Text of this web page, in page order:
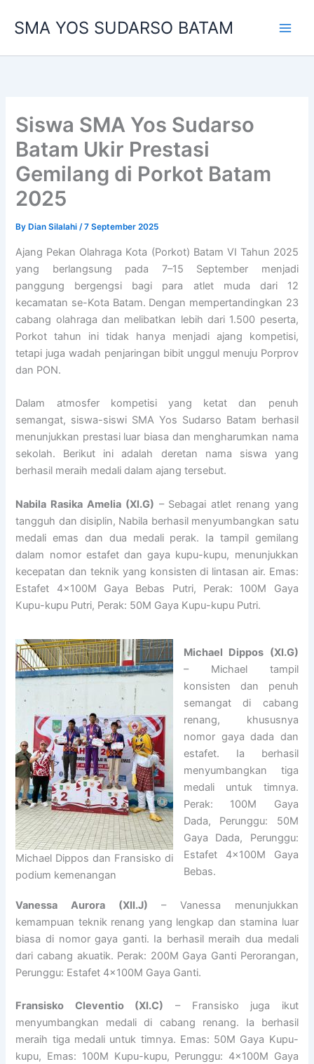
SMA YOS SUDARSO BATAM
Siswa SMA Yos Sudarso
Batam Ukir Prestasi
Gemilang di Porkot Batam
2025
By Dian Silalahi/7 September 2025
Ajang Pekan Olahraga Kota (Porkot) Batam VI Tahun 2025
yang berlangsung pada 7–15 September menjadi
panggung bergengsi bagi para atlet muda dari 12
kecamatan se-Kota Batam. Dengan mempertandingkan 23
cabang olahraga dan melibatkan lebih dari 1.500 peserta,
Porkot tahun ini tidak hanya menjadi ajang kompetisi,
tetapi juga wadah penjaringan bibit unggul menuju Porprov
dan PON.
Dalam atmosfer kompetisi yang ketat dan penuh
semangat, siswa-siswi SMA Yos Sudarso Batam berhasil
menunjukkan prestasi luar biasa dan mengharumkan nama
sekolah. Berikut ini adalah deretan nama siswa yang
berhasil meraih medali dalam ajang tersebut.
Nabila Rasika Amelia (XI.G) – Sebagai atlet renang yang
tangguh dan disiplin, Nabila berhasil menyumbangkan satu
medali emas dan dua medali perak. Ia tampil gemilang
dalam nomor estafet dan gaya kupu-kupu, menunjukkan
kecepatan dan teknik yang konsisten di lintasan air. Emas:
Estafet 4x100M Gaya Bebas Putri, Perak: 100M Gaya
Kupu-kupu Putri, Perak: 50M Gaya Kupu-kupu Putri.
Michael Dippos dan Fransisko di
podium kemenangan
Michael Dippos (XI.G)
– Michael tampil
konsisten dan penuh
semangat di cabang
renang, khususnya
nomor gaya dada dan
estafet. Ia berhasil
menyumbangkan tiga
medali untuk timnya.
Perak: 100M Gaya
Dada, Perunggu: 50M
Gaya Dada, Perunggu:
Estafet 4x100M Gaya
Bebas.
Vanessa Aurora (XII.J) – Vanessa menunjukkan
kemampuan teknik renang yang lengkap dan stamina luar
biasa di nomor gaya ganti. Ia berhasil meraih dua medali
dari cabang akuatik. Perak: 200M Gaya Ganti Perorangan,
Perunggu: Estafet 4x100M Gaya Ganti.
Fransisko Cleventio (XI.C) – Fransisko juga ikut
menyumbangkan medali di cabang renang. Ia berhasil
meraih tiga medali untuk timnya. Emas: 50M Gaya Kupu-
kupu, Emas: 100M Kupu-kupu, Perunggu: 4x100M Gaya